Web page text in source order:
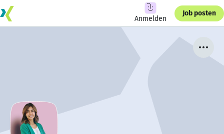
Anmelden
Job posten